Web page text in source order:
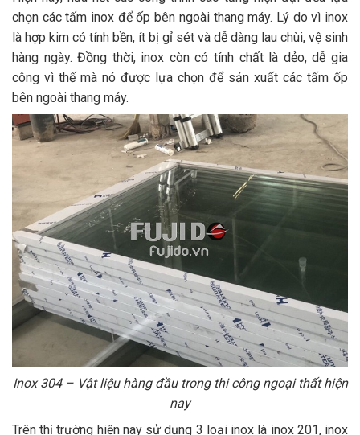
chọn các tấm inox để ốp bên ngoài thang máy. Lý do vì inox
là hợp kim có tính bền, ít bị gỉ sét và dễ dàng lau chùi, vệ sinh
hàng ngày. Đồng thời, inox còn có tính chất là dẻo, dễ gia
công vì thế mà nó được lựa chọn để sản xuất các tấm ốp
bên ngoài thang máy.
Inox 304 – Vật liệu hàng đầu trong thi công ngoại thất hiện
nay
Trên thị trường hiện nay sử dụng 3 loại inox là inox 201, inox